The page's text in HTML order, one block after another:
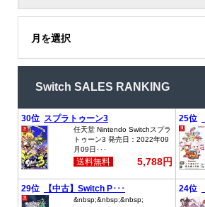
月を選択
Switch SALES RANKING